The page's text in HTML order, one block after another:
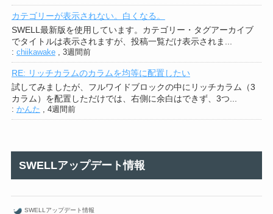
カテゴリーが表示されない。白くなる。
SWELL最新版を使用しています。カテゴリー・タグアーカイブ
でタイトルは表示されますが、投稿一覧だけ表示されま...
: chiikawake, 3週間前
RE: リッチカラムのカラムを均等に配置したい
試してみましたが、フルワイドブロックの中にリッチカラム（3
カラム）を配置しただけでは、右側に余白はできず、3つ...
: かんた 4週間前
SWELLアップデート情報
SWELLアップデート情報